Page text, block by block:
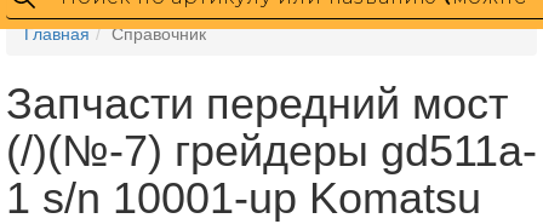
Главная Справочник
Запчасти передний мост
(/)(№-7) грейдеры gd511a-
1 s/n 10001-up Komatsu